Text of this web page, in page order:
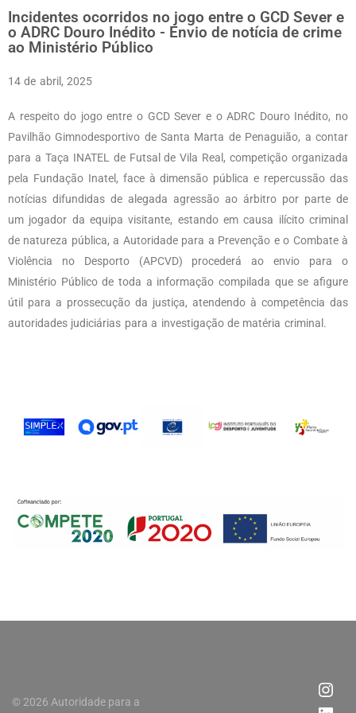
Incidentes ocorridos no jogo entre o GCD Sever e
o ADRC Douro Inédito - Envio de notícia de crime
ao Ministério Público
14 de abril, 2025
A respeito do jogo entre o GCD Sever e o ADRC Douro Inédito, no
Pavilhão Gimnodesportivo de Santa Marta de Penaguião, a contar
para a Taça INATEL de Futsal de Vila Real, competição organizada
pela Fundação Inatel, face à dimensão pública e repercussão das
notícias difundidas de alegada agressão ao árbitro por parte de
um jogador da equipa visitante, estando em causa ilícito criminal
de natureza pública, a Autoridade para a Prevenção e o Combate à
Violência no Desporto (APCVD) procederá ao envio para o
Ministério Público de toda a informação compilada que se afigure
útil para a prossecução da justiça, atendendo à competência das
autoridades judiciárias para a investigação de matéria criminal.
© 2026 Autoridade para a